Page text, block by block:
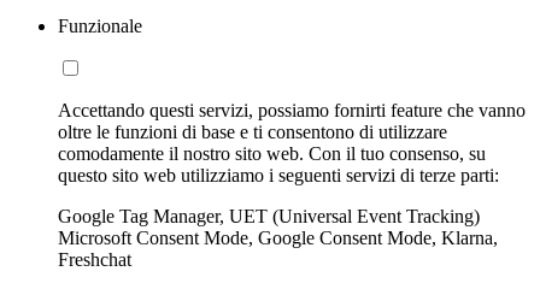
Funzionale
Accettando questi servizi, possiamo fornirti feature che vanno
oltre le funzioni di base e ti consentono di utilizzare
comodamente il nostro sito web. Con il tuo consenso, su
questo sito web utilizziamo i seguenti servizi di terze parti:
Google Tag Manager, UET (Universal Event Tracking)
Microsoft Consent Mode, Google Consent Mode, Klarna,
Freshchat